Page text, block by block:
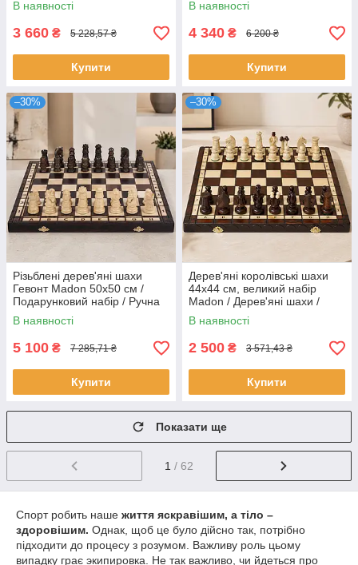
В наявності
3 660 ₴ 5 228,57 ₴
Купити
В наявності
4 340 ₴ 6 200 ₴
Купити
–30%
Різьблені дерев'яні шахи
Гевонт Madon 50х50 см /
Подарунковий набір / Ручна
робота
В наявності
5 100 ₴ 7 285,71 ₴
Купити
–30%
Дерев'яні королівські шахи
44х44 см, великий набір
Madon / Дерев'яні шахи /
Настільна гра
В наявності
2 500 ₴ 3 571,43 ₴
Купити
Показати ще
1 / 62
Спорт робить наше життя яскравішим, а тіло –
здоровішим. Однак, щоб це було дійсно так, потрібно
підходити до процесу з розумом. Важливу роль цьому
випадку грає экипировка. Не так важливо, чи йдеться про